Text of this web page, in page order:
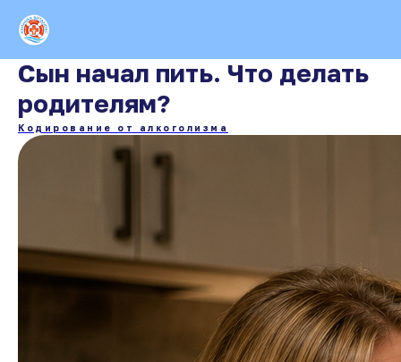
Сын начал пить. Что делать
родителям?
Кодирование от алкоголизма